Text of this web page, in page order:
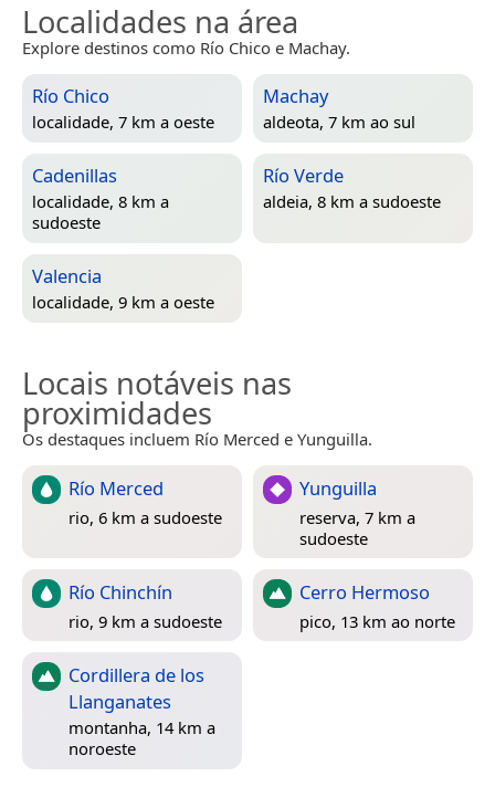
Localidades na área
Explore destinos como Río Chico e Machay.
Río Chico
localidade, 7 km a oeste
Machay
aldeota, 7 km ao sul
Cadenillas
localidade, 8 km a
sudoeste
Río Verde
aldeia, 8 km a sudoeste
Valencia
localidade, 9 km a oeste
Locais notáveis nas
proximidades
Os destaques incluem Río Merced e Yunguilla.
Río Merced
rio, 6 km a sudoeste
Yunguilla
reserva, 7 km a
sudoeste
Río Chinchín
rio, 9 km a sudoeste
Cerro Hermoso
pico, 13 km ao norte
Cordillera de los
Llanganates
montanha, 14 km a
noroeste